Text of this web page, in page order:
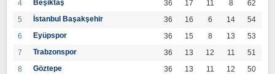
4
Beşiktaş 36 17 11 8
62
5
İstanbul Başakşehir 36 16 6 14
54
6
Eyüpspor 36 15 8 13
53
7
Trabzonspor 36 13 12 11
51
8
Göztepe 36 13 11 12
50